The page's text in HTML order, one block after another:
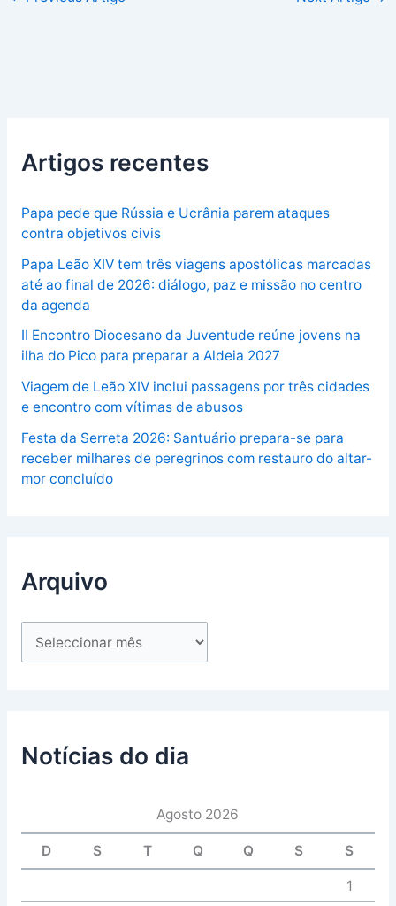
Artigos recentes
Papa pede que Rússia e Ucrânia parem ataques
contra objetivos civis
Papa Leão XIV tem três viagens apostólicas marcadas
até ao final de 2026: diálogo, paz e missão no centro
da agenda
II Encontro Diocesano da Juventude reúne jovens na
ilha do Pico para preparar a Aldeia 2027
Viagem de Leão XIV inclui passagens por três cidades
e encontro com vítimas de abusos
Festa da Serreta 2026: Santuário prepara-se para
receber milhares de peregrinos com restauro do altar-
mor concluído
Arquivo
Notícias do dia
Agosto 2026
D S T Q Q S S
1